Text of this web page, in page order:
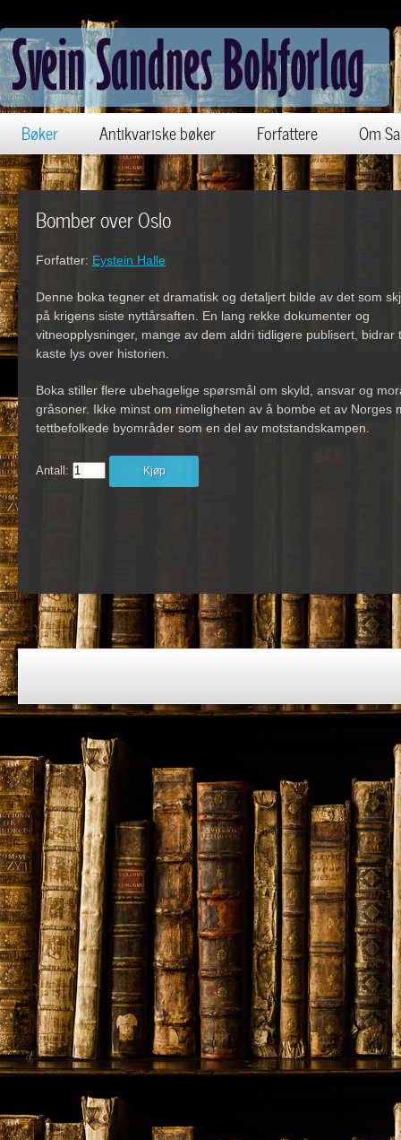
Bøker Antikvariske bøker Forfattere Om
Bomber over Oslo
Forfatter: Eystein Halle
Denne boka tegner et dramatisk og detaljert bilde av det som
på krigens siste nyttårsaften. En lang rekke dokumenter og
vitneopplysninger, mange av dem aldri tidligere publisert, bidrar
kaste lys over historien.
Boka stiller flere ubehagelige spørsmål om skyld, ansvar og
gråsoner. Ikke minst om rimeligheten av å bombe et av Norges
tettbefolkede byområder som en del av motstandskampen.
Antall: Kjøp